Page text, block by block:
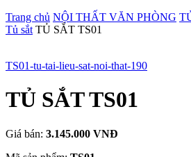
Trang chủ NỘI THẤT VĂN PHÒNG
Tủ sắt TỦ SẮT TS01
TS01-tu-tai-lieu-sat-noi-that-190
TỦ SẮT TS01
Giá bán: 3.145.000 VNĐ